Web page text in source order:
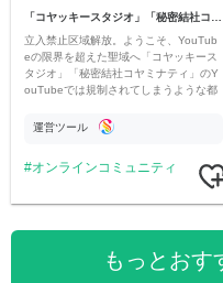
立入禁止区域解放。ようこそ、YouTub
eの限界を超えた聖域へ「コヤッキース
タジオ」「秘密結社コヤミナティ」のY
ouTubeでは規制されてしまうような都
公開。
運営ツール
オンラインコミュニティ
もっとおす